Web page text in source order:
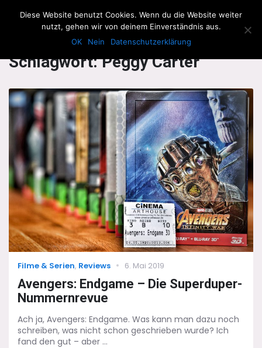
The Howling Men
Schlagwort:Peggy Carter
Categories
Filme & Serien, Reviews
Posted
6. Mai 2019
Avengers: Endgame – Die Superduper-
Nummernrevue
Ach ja, Avengers: Endgame. Was kann man dazu noch
schreiben, was nicht schon geschrieben wurde? Ich
fand den gut – aber ...
Diese Website benutzt Cookies. Wenn du die Website weiter
nutzt, gehen wir von deinem Einverständnis aus.
OK
Nein Datenschutzerklärung